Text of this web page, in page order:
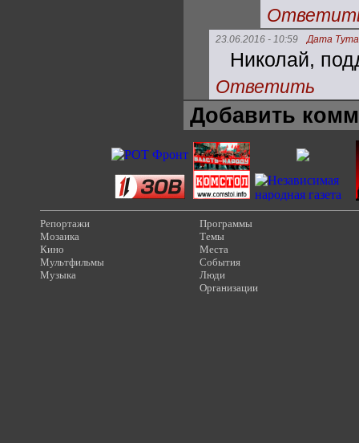
23.06.2016 - 10:59 Дата
Николай,
Ответить
Добавить
Репортажи
Мозаика
Кино
Мультфильмы
Музыка
Программы
Темы
Места
События
Люди
Организации